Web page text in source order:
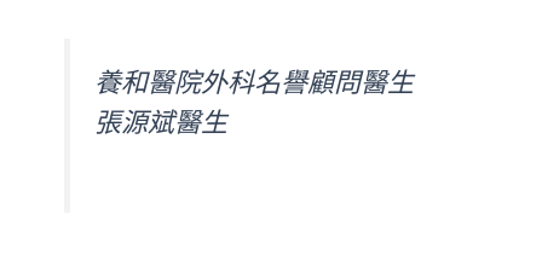
養和醫院外科名譽顧問醫生
張源斌醫生